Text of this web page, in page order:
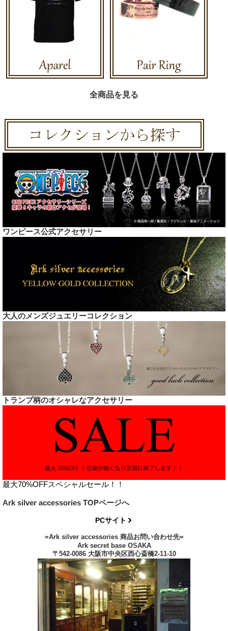
全商品を見る
ワンピース公式アクセサリー
大人のメンズジュエリーコレクション
トランプ柄のオシャレなアクセサリー
最大70%OFFスペシャルセール！！
Ark silver accessories TOPページへ
PCサイト
=Ark silver accessories 商品お問い合わせ先=
Ark secret base OSAKA
〒542-0086 大阪市中央区西心斎橋2-11-10